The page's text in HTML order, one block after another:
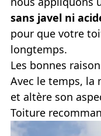
sans javel ni
pour que votre
longtemps.
Les bonnes
Avec le temps,
et altère son
Toiture